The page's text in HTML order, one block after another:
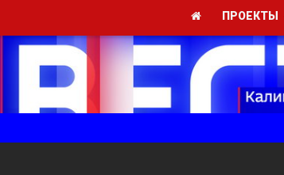
ПРОЕКТЫ